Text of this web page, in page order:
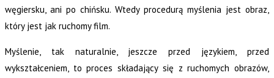
węgiersku, ani po chińsku. Wtedy procedurą myślenia jest obraz,
który jest jak ruchomy film.
Myślenie, tak naturalnie, jeszcze przed językiem, przed
wykształceniem, to proces składający się z ruchomych obrazów,